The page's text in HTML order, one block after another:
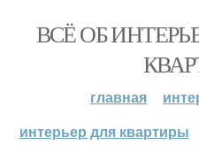
ВСЁ ОБ
главная
интерьер для квартиры